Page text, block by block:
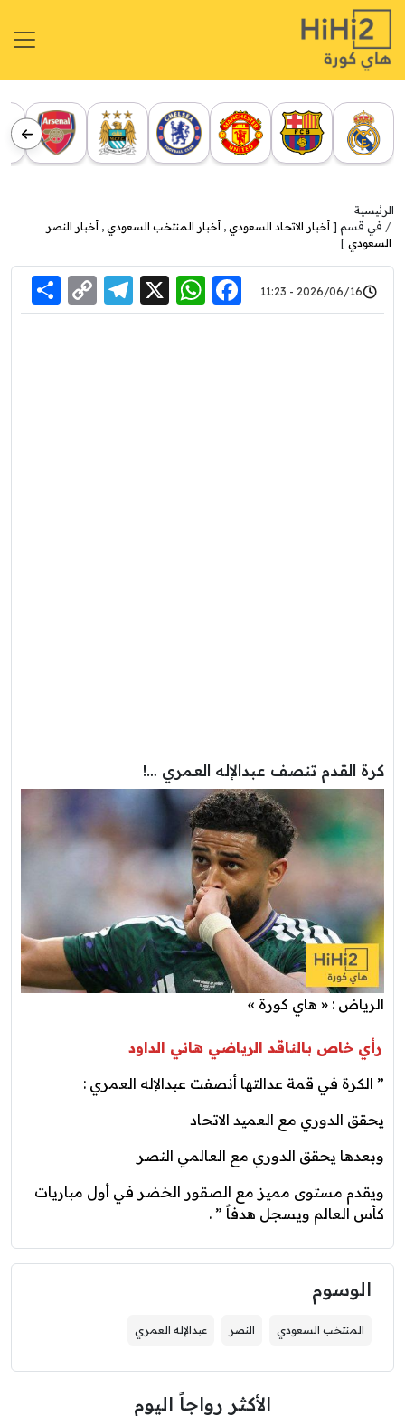
الرئيسية
في قسم [ أخبار الاتحاد السعودي , أخبار المنتخب السعودي , أخبار النصر
السعودي ]
2026/06/16 - 11:23
Facebook
WhatsApp
X
Link
كرة القدم تنصف عبدالإله العمري …!
الرياض : « هاي كورة »
رأي خاص بالناقد الرياضي هاني الداود
” ‏الكرة في قمة عدالتها أنصفت عبدالإله العمري :
يحقق الدوري مع العميد ‎الاتحاد
وبعدها يحقق الدوري مع العالمي ‎النصر
ويقدم مستوى مميز مع الصقور الخضر في أول مباريات
كأس العالم ويسجل هدفاً ” .
الوسوم
المنتخب السعودي النصر عبدالإله العمري
الأكثر رواجاً اليوم